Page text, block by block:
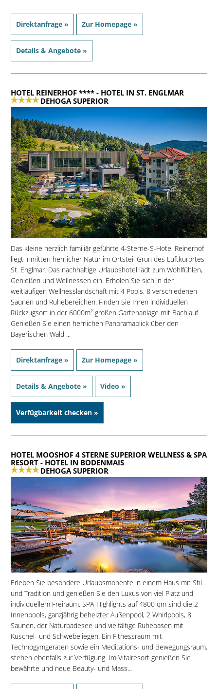
Direktanfrage » Zur Homepage »
Details & Angebote »
HOTEL REINERHOF ****- HOTEL IN ST. ENGLMAR
DEHOGA SUPERIOR
Das kleine herzlich familiär geführte 4-Sterne-S-Hotel Reinerhof
liegt inmitten herrlicher Natur im Ortsteil Grün des Luftkurortes
St. Englmar. Das nachhaltige Urlaubshotel lädt zum Wohlfühlen,
Genießen und Wellnessen ein. Erholen Sie sich in der
weitläufigen Wellnesslandschaft mit 4 Pools, 8 verschiedenen
Saunen und Ruhebereichen. Finden Sie Ihren individuellen
Rückzugsort in der 6000m² großen Gartenanlage mit Bachlauf.
Genießen Sie einen herrlichen Panoramablick über den
Bayerischen Wald ...
Direktanfrage » Zur Homepage »
Details & Angebote » Video »
Verfügbarkeit checken »
HOTEL MOOSHOF 4 STERNE SUPERIOR WELLNESS & SPA
RESORT- HOTEL IN BODENMAIS
DEHOGA SUPERIOR
Erleben Sie besondere Urlaubsmonente in einem Haus mit Stil
und Tradition und genießen Sie den Luxus von viel Platz und
individuellem Freiraum. SPA-Highlights auf 4800 qm sind die 2
Innenpools, ganzjährig beheizter Außenpool, 2 Whirlpools, 8
Saunen, der Naturbadesee und vielfältige Ruheoasen mit
Kuschel- und Schwebeliegen. Ein Fitnessraum mit
Technogymgeräten sowie ein Meditations- und Bewegungsraum,
stehen ebenfalls zur Verfügung. Im Vitalresort genießen Sie
bewährte und neue Beauty- und Mass...